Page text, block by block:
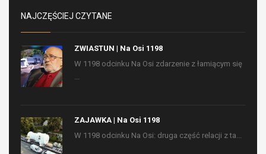
NAJCZĘŚCIEJ CZYTANE
ZWIASTUN | Na Osi 1198
W 1198 odcinku Na Osi zdarzenie z łamiącym się
ZAJAWKA | Na Osi 1198
W 1198 odcinku Na Osi: druga część relacji z ta...